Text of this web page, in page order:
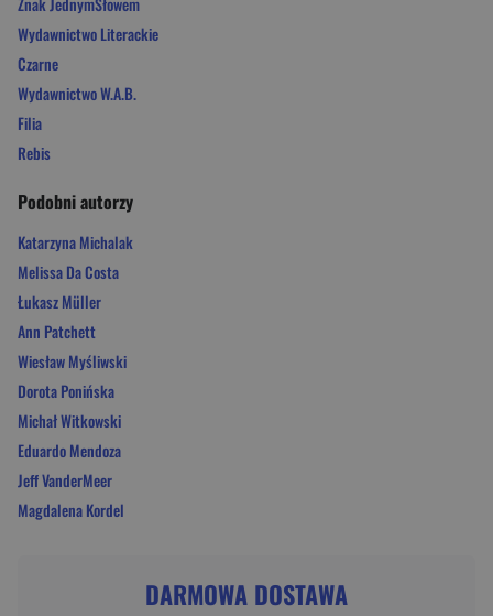
Wydawnictwo Literackie
Czarne
Wydawnictwo W.A.B.
Filia
Rebis
Podobni autorzy
Katarzyna Michalak
Melissa Da Costa
Łukasz Müller
Ann Patchett
Wiesław Myśliwski
Dorota Ponińska
Michał Witkowski
Eduardo Mendoza
Jeff VanderMeer
Magdalena Kordel
DARMOWA DOSTAWA